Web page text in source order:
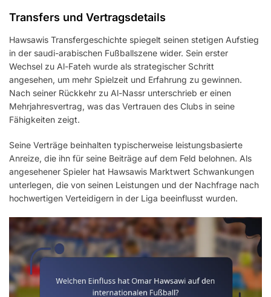
Transfers und Vertragsdetails
Hawsawis Transfergeschichte spiegelt seinen stetigen Aufstieg
in der saudi-arabischen Fußballszene wider. Sein erster
Wechsel zu Al-Fateh wurde als strategischer Schritt
angesehen, um mehr Spielzeit und Erfahrung zu gewinnen.
Nach seiner Rückkehr zu Al-Nassr unterschrieb er einen
Mehrjahresvertrag, was das Vertrauen des Clubs in seine
Fähigkeiten zeigt.
Seine Verträge beinhalten typischerweise leistungsbasierte
Anreize, die ihn für seine Beiträge auf dem Feld belohnen. Als
angesehener Spieler hat Hawsawis Marktwert Schwankungen
unterlegen, die von seinen Leistungen und der Nachfrage nach
hochwertigen Verteidigern in der Liga beeinflusst wurden.